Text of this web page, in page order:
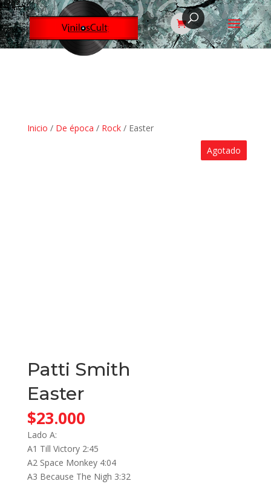
Inicio / De época / Rock/ Easter
Agotado
Patti Smith
Easter
$23.000
Lado A:
A1 Till Victory 2:45
A2 Space Monkey 4:04
A3 Because The Nigh 3:32